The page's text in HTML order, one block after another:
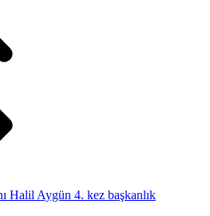
Halil Aygün 4. kez başkanlık